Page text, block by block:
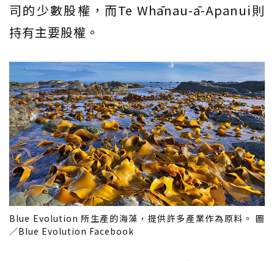
司的少數股權，而Te Whānau-ā-Apanui則
持有主要股權。
Blue Evolution 所生產的海藻，提供許多產業作為原料。 圖
／Blue Evolution Facebook